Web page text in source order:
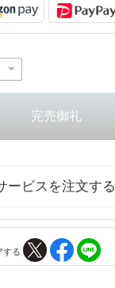
ービスを注文する
する